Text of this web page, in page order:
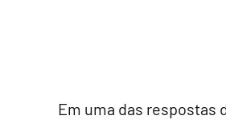
Em uma das respostas